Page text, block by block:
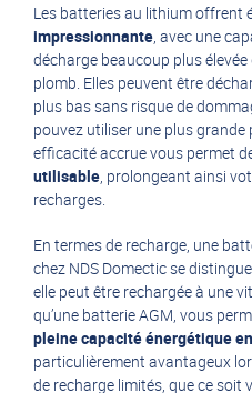
Les batteries au lithium offrent
impressionnante, avec une
décharge beaucoup plus
plomb. Elles peuvent être
plus bas sans risque de
pouvez utiliser une plus
efficacité accrue vous permet
utilisable, prolongeant ainsi
recharges.
En termes de recharge, une
chez NDS Domectic se
elle peut être rechargée à une
qu’une batterie AGM, vous
pleine capacité énergétique
particulièrement avantageux
de recharge limités, que ce soit